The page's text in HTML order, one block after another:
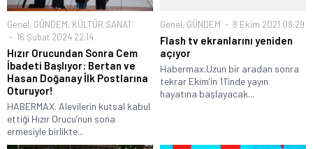
Genel, GÜNDEM, KÜLTÜR SANAT
16 Şubat 2024 22:14
Hızır Orucundan Sonra Cem
İbadeti Başlıyor: Bertan ve
Hasan Doğanay İlk Postlarına
Oturuyor!
HABERMAX. Alevilerin kutsal kabul
ettiği Hızır Orucu’nun sona
ermesiyle birlikte...
Genel, GÜNDEM 8 Ekim 2021 08:29
Flash tv ekranlarını yeniden
açıyor
Habermax.Uzun bir aradan sonra
tekrar Ekim’in 11’inde yayın
hayatına başlayacak...